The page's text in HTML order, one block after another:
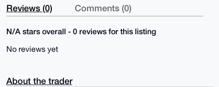
Reviews (0) Comments (0)
N/A stars overall - 0 reviews for this listing
No reviews yet
About the trader